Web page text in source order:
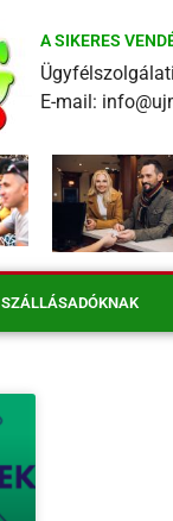
A SIKERES
E-mail:
SZÁLLÁSADÓKNAK